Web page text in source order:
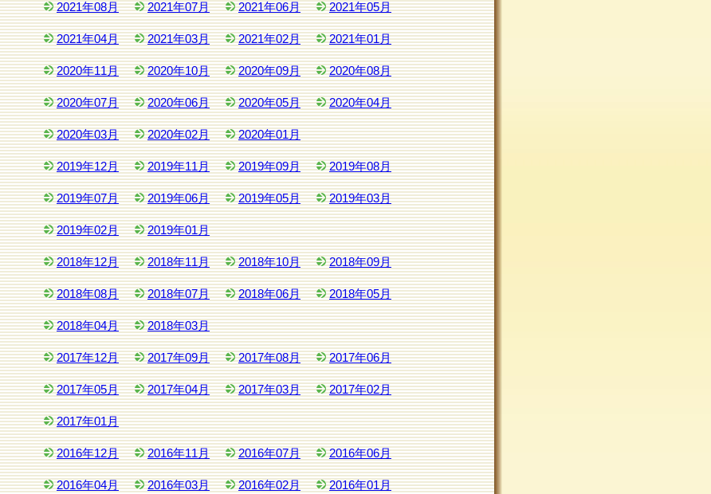
2021年08月 2021年07月 2021年06月 2021年05月
2021年04月 2021年03月 2021年02月 2021年01月
2020年11月 2020年10月 2020年09月 2020年08月
2020年07月 2020年06月 2020年05月 2020年04月
2020年03月 2020年02月 2020年01月
2019年12月 2019年11月 2019年09月 2019年08月
2019年07月 2019年06月 2019年05月 2019年03月
2019年02月 2019年01月
2018年12月 2018年11月 2018年10月 2018年09月
2018年08月 2018年07月 2018年06月 2018年05月
2018年04月 2018年03月
2017年12月 2017年09月 2017年08月 2017年06月
2017年05月 2017年04月 2017年03月 2017年02月
2017年01月
2016年12月 2016年11月 2016年07月 2016年06月
2016年04月 2016年03月 2016年02月 2016年01月